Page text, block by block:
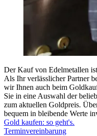
Der Kauf von Edelmetallen
Als Ihr verlässlicher Partner
wir Ihnen auch beim
Sie in eine Auswahl der
zum aktuellen Goldpreis.
bequem in bleibende Werte
Gold kaufen: so geht's.
Terminvereinbarung